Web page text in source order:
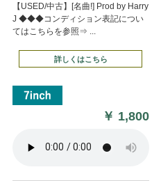
【USED/中古】[名曲!] Prod by Harry
J ◆◆◆コンディション表記につい
てはこちらを参照⇒ ...
詳しくはこちら
￥ 1,800